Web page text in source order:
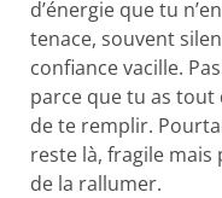
d’énergie que tu
tenace, souvent
confiance vacille.
parce que tu as
de te remplir.
reste là, fragile mais
de la rallumer.